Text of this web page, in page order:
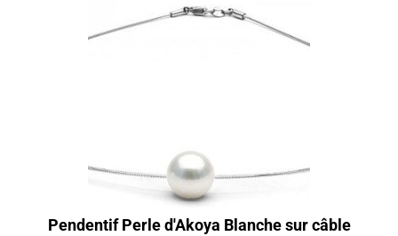
Pendentif Perle d'Akoya Blanche sur câble